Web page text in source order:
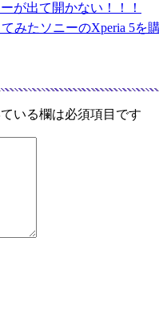
が出て開かない！！！
ソニーのXperia 5を
いる欄は必須項目です